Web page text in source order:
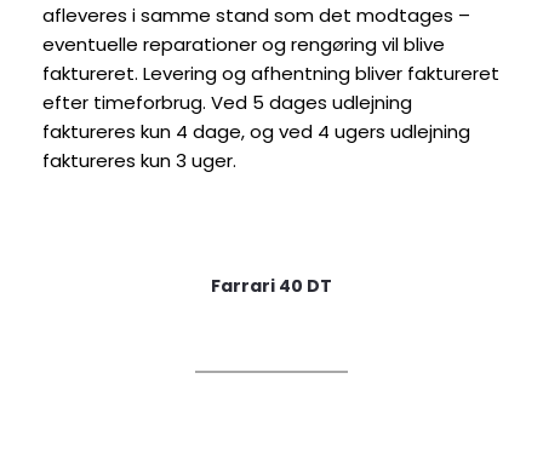
afleveres i samme stand som det modtages –
eventuelle reparationer og rengøring vil blive
faktureret. Levering og afhentning bliver faktureret
efter timeforbrug. Ved 5 dages udlejning
faktureres kun 4 dage, og ved 4 ugers udlejning
faktureres kun 3 uger.
Farrari 40 DT